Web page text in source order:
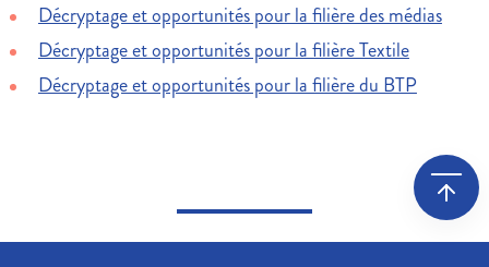
Décryptage et opportunités pour la filière des médias
Décryptage et opportunités pour la filière Textile
Décryptage et opportunités pour la filière du BTP